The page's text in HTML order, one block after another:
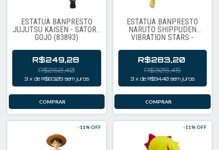
ESTÁTUA BANPRESTO
JUJUTSU KAISEN - SATORU
GOJO (83893)
R$249,28
R$262,40
3 xdeR$83,09 sem juros
ESTÁTUA BANPRESTO
NARUTO SHIPPUDEN
VIBRATION STARS -
(90587)
R$283,20
R$305,45
3 xdeR$94,40 sem juros
-11 % OFF -11 % OFF